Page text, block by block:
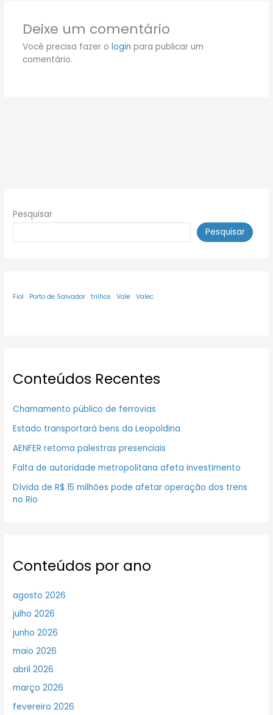
Deixe um comentário
Você precisa fazer o login para publicar um
comentário.
Pesquisar
Pesquisar
Fiol Porto de Salvador trilhos Vale Valec
Conteúdos Recentes
Chamamento público de ferrovias
Estado transportará bens da Leopoldina
AENFER retoma palestras presenciais
Falta de autoridade metropolitana afeta investimento
Dívida de R$ 15 milhões pode afetar operação dos trens
no Rio
Conteúdos por ano
agosto 2026
julho 2026
junho 2026
maio 2026
abril 2026
março 2026
fevereiro 2026